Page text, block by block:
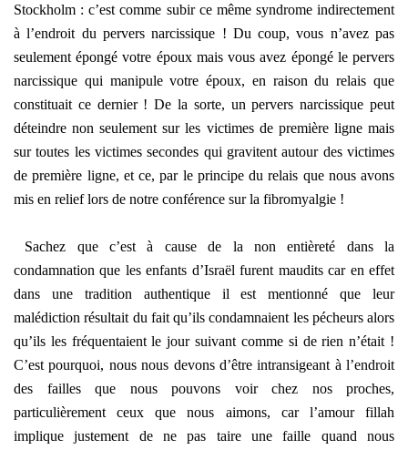
Stockholm : c’est comme subir ce même syndrome indirectement
à l’endroit du pervers narcissique ! Du coup, vous n’avez pas
seulement épongé votre époux mais vous avez épongé le pervers
narcissique qui manipule votre époux, en raison du relais que
constituait ce dernier ! De la sorte, un pervers narcissique peut
déteindre non seulement sur les victimes de première ligne mais
sur toutes les victimes secondes qui gravitent autour des victimes
de première ligne, et ce, par le principe du relais que nous avons
mis en relief lors de notre conférence sur la fibromyalgie !
Sachez que c’est à cause de la non entièreté dans la
condamnation que les enfants d’Israël furent maudits car en effet
dans une tradition authentique il est mentionné que leur
malédiction résultait du fait qu’ils condamnaient les pécheurs alors
qu’ils les fréquentaient le jour suivant comme si de rien n’était !
C’est pourquoi, nous nous devons d’être intransigeant à l’endroit
des failles que nous pouvons voir chez nos proches,
particulièrement ceux que nous aimons, car l’amour fillah
implique justement de ne pas taire une faille quand nous